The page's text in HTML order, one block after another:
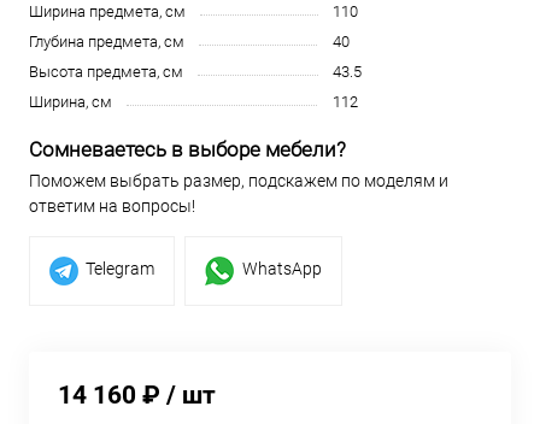
Ширина предмета, см
110
Глубина предмета, см
40
Высота предмета, см
43.5
Ширина, см
112
Сомневаетесь в выборе мебели?
Поможем выбрать размер, подскажем по моделям и
ответим на вопросы!
Telegram WhatsApp
14 160 ₽ / шт